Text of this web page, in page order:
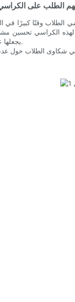
الطلب على الكراسي
الطلاب وقتًا كبيرًا
الكراسي تحسين
يجعلها عنصرًا مهمًا في بيئة تعليمية داعمة.